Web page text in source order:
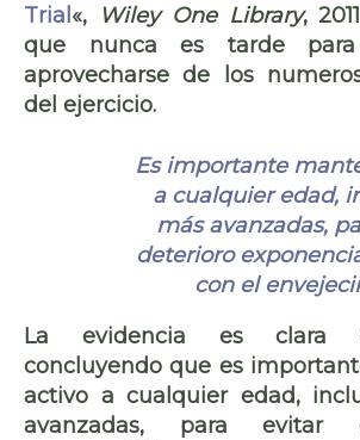
Trial «, Wiley One Library,
que nunca es tarde
aprovecharse de los
del ejercicio.
Es importante
a cualquier edad,
más avanzadas,
deterioro
con el
La evidencia es clara
concluyendo que es
activo a cualquier edad,
avanzadas, para evitar